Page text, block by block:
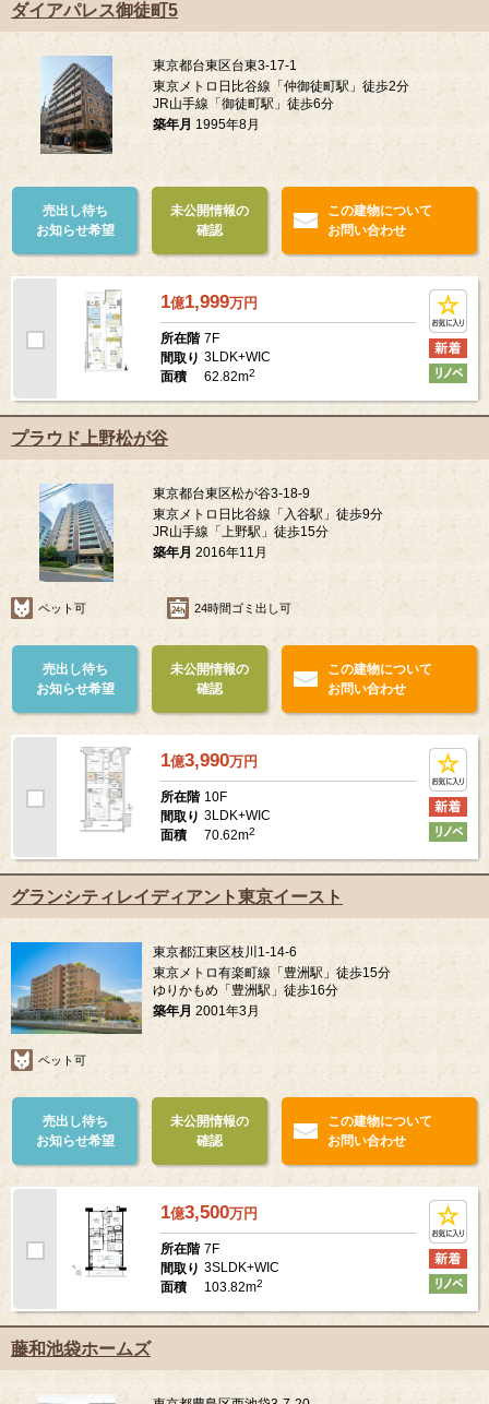
ダイアパレス御徒町5
東京都台東区台東3-17-1
東京メトロ日比谷線「仲御徒町駅」徒歩2分
JR山手線「御徒町駅」徒歩6分
築年月 1995年8月
売出し待ち
お知らせ希望
未公開情報の
確認
この建物について
お問い合わせ
1億1,999万円
所在階 7F
間取り 3LDK+WIC
面積
62.82m2
プラウド上野松が谷
東京都台東区松が谷3-18-9
東京メトロ日比谷線「入谷駅」徒歩9分
JR山手線「上野駅」徒歩15分
築年月 2016年11月
ペット可 24時間ゴミ出し可
売出し待ち
お知らせ希望
未公開情報の
確認
この建物について
お問い合わせ
1億3,990万円
所在階 10F
間取り 3LDK+WIC
面積
70.62m2
グランシティレイディアント東京イースト
東京都江東区枝川1-14-6
東京メトロ有楽町線「豊洲駅」徒歩15分
ゆりかもめ「豊洲駅」徒歩16分
築年月 2001年3月
ペット可
売出し待ち
お知らせ希望
未公開情報の
確認
この建物について
お問い合わせ
1億3,500万円
所在階 7F
間取り 3SLDK+WIC
面積
103.82m2
藤和池袋ホームズ